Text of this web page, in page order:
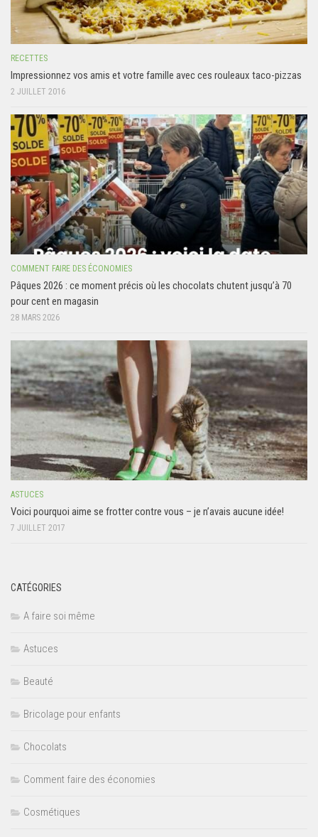
RECETTES
Impressionnez vos amis et votre famille avec ces rouleaux taco-pizzas
2 JUILLET 2016
COMMENT FAIRE DES ÉCONOMIES
Pâques 2026 : ce moment précis où les chocolats chutent jusqu’à 70
pour cent en magasin
28 MARS 2026
ASTUCES
Voici pourquoi aime se frotter contre vous – je n’avais aucune idée!
7 JUILLET 2017
CATÉGORIES
A faire soi même
Astuces
Beauté
Bricolage pour enfants
Chocolats
Comment faire des économies
Cosmétiques